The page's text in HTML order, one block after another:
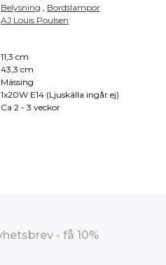
Belysning
Bordslampor
AJ Louis Poulsen
11,3 cm
43,3 cm
Mässing
1x20W E14 (Ljuskälla ingår ej)
Ca 2 - 3 veckor
- få 10%